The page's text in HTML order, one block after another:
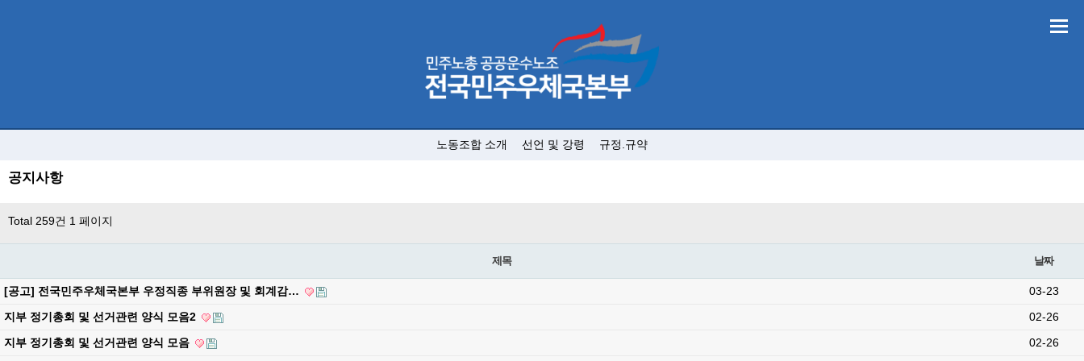
노동조합 소개 선언 및 강령 규정.규약
공지사항
Total 259건 1 페이지
제목 날짜
[공고] 전국민주우체국본부 우정직종 부위원장 및 회계감…
03-23
지부 정기총회 및 선거관련 양식 모음2
02-26
지부 정기총회 및 선거관련 양식 모음
02-26